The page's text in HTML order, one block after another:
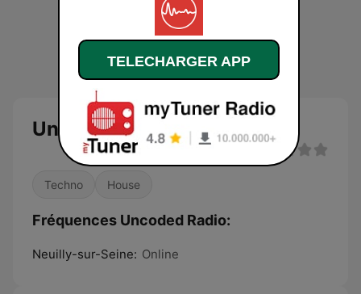
Uncoded Radio
Techno House
Fréquences Uncoded Radio:
Neuilly-sur-Seine: Online
TELECHARGER APP